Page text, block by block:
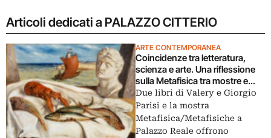
Articoli dedicati a PALAZZO CITTERIO
ARTE CONTEMPORANEA
Coincidenze tra letteratura,
scienza e arte. Una riflessione
sulla Metafisica tra mostre e
libri
Due libri di Valery e Giorgio
Parisi e la mostra
Metafisica/Metafisiche a
Palazzo Reale offrono